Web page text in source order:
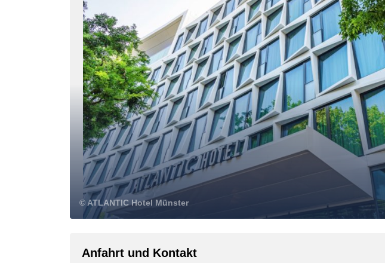
© ATLANTIC Hotel Münster
Anfahrt und Kontakt